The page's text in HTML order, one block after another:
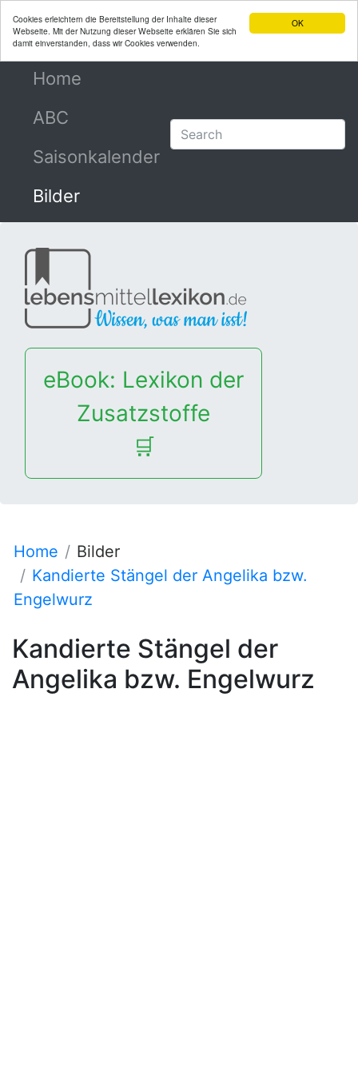
OK
Cookies erleichtern die Bereitstellung der Inhalte dieser
Webseite. Mit der Nutzung dieser Webseite erklären Sie sich
damit einverstanden, dass wir Cookies verwenden.
Home
ABC
Saisonkalender
Bilder
eBook: Lexikon der
Zusatzstoffe
🛒
Home
Bilder
Kandierte Stängel der Angelika bzw.
Engelwurz
Kandierte Stängel der
Angelika bzw. Engelwurz